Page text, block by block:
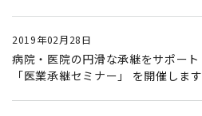
2019年02月28日
病院・医院の円滑な承継をサポート
「医業承継セミナー」 を開催します